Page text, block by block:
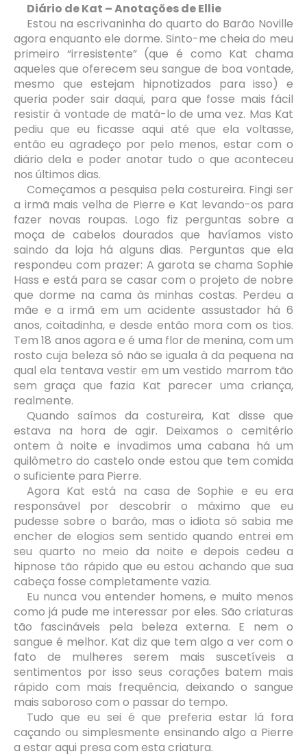
Diário de Kat – Anotações de Ellie
Estou na escrivaninha do quarto do Barão Noville
agora enquanto ele dorme. Sinto-me cheia do meu
primeiro “irresistente” (que é como Kat chama
aqueles que oferecem seu sangue de boa vontade,
mesmo que estejam hipnotizados para isso) e
queria poder sair daqui, para que fosse mais fácil
resistir à vontade de matá-lo de uma vez. Mas Kat
pediu que eu ficasse aqui até que ela voltasse,
então eu agradeço por pelo menos, estar com o
diário dela e poder anotar tudo o que aconteceu
nos últimos dias.
Começamos a pesquisa pela costureira. Fingi ser
a irmã mais velha de Pierre e Kat levando-os para
fazer novas roupas. Logo fiz perguntas sobre a
moça de cabelos dourados que havíamos visto
saindo da loja há alguns dias. Perguntas que ela
respondeu com prazer: A garota se chama Sophie
Hass e está para se casar com o projeto de nobre
que dorme na cama às minhas costas. Perdeu a
mãe e a irmã em um acidente assustador há 6
anos, coitadinha, e desde então mora com os tios.
Tem 18 anos agora e é uma flor de menina, com um
rosto cuja beleza só não se iguala à da pequena na
qual ela tentava vestir em um vestido marrom tão
sem graça que fazia Kat parecer uma criança,
realmente.
Quando saímos da costureira, Kat disse que
estava na hora de agir. Deixamos o cemitério
ontem à noite e invadimos uma cabana há um
quilômetro do castelo onde estou que tem comida
o suficiente para Pierre.
Agora Kat está na casa de Sophie e eu era
responsável por descobrir o máximo que eu
pudesse sobre o barão, mas o idiota só sabia me
encher de elogios sem sentido quando entrei em
seu quarto no meio da noite e depois cedeu a
hipnose tão rápido que eu estou achando que sua
cabeça fosse completamente vazia.
Eu nunca vou entender homens, e muito menos
como já pude me interessar por eles. São criaturas
tão fascináveis pela beleza externa. E nem o
sangue é melhor. Kat diz que tem algo a ver com o
fato de mulheres serem mais suscetíveis a
sentimentos por isso seus corações batem mais
rápido com mais frequência, deixando o sangue
mais saboroso com o passar do tempo.
Tudo que eu sei é que preferia estar lá fora
caçando ou simplesmente ensinando algo a Pierre
a estar aqui presa com esta criatura.